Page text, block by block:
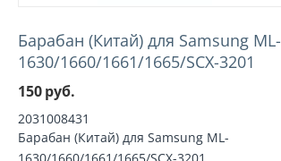
Барабан (Китай) для Samsung ML-
1630/1660/1661/1665/SCX-3201
150руб.
2031008431
Барабан (Китай) для Samsung ML-